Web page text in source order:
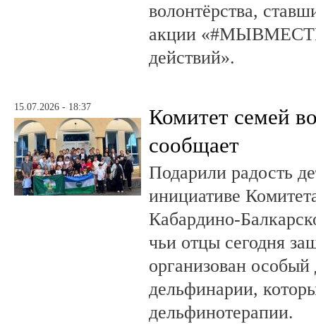
волонтёрства,
акции
действий».
15.07.2026 - 18:37
Комитет семей
сообщает
Подарили радость
инициативе
Кабардино-
чьи отцы сегодня
организован
дельфинарии,
дельфинотерапии.